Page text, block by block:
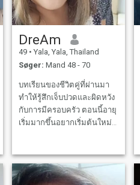
DreAm
49 • Yala, Yala, Thailand
Søger: Mand 48 - 70
บทเรียนของชีวิตคู่ที่ผ่านมา
ทำให้รู้สึกเจ็บปวดและผิดหวัง
กับการมีครอบครัว ตอนนี้อายุ
เริ่มมากขึ้นอยากเริ่มต้นใหม่มี